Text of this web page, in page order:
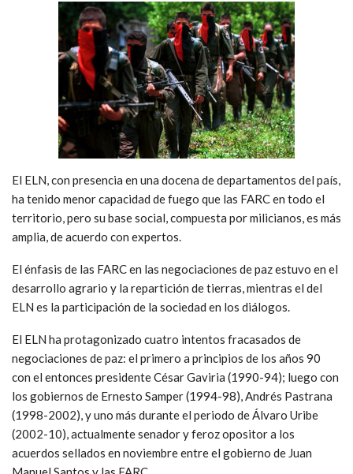
El ELN, con presencia en una docena de departamentos del país,
ha tenido menor capacidad de fuego que las FARC en todo el
territorio, pero su base social, compuesta por milicianos, es más
amplia, de acuerdo con expertos.
El énfasis de las FARC en las negociaciones de paz estuvo en el
desarrollo agrario y la repartición de tierras, mientras el del
ELN es la participación de la sociedad en los diálogos.
El ELN ha protagonizado cuatro intentos fracasados de
negociaciones de paz: el primero a principios de los años 90
con el entonces presidente César Gaviria (1990-94); luego con
los gobiernos de Ernesto Samper (1994-98), Andrés Pastrana
(1998-2002), y uno más durante el periodo de Álvaro Uribe
(2002-10), actualmente senador y feroz opositor a los
acuerdos sellados en noviembre entre el gobierno de Juan